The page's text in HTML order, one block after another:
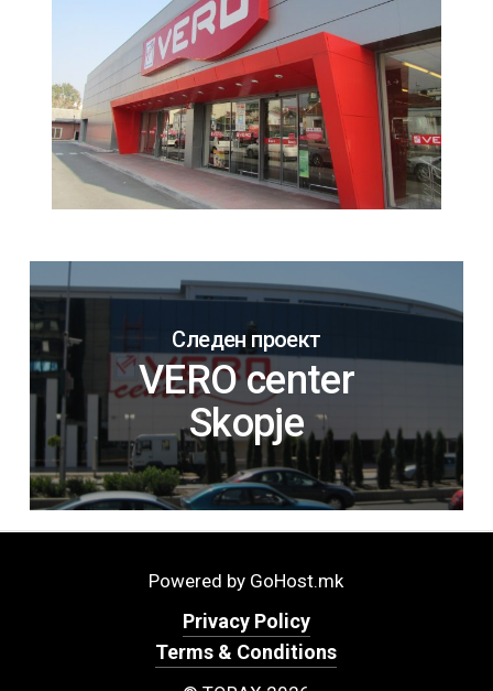
Следен проект
VERO center
Skopje
Powered by GoHost.mk
Privacy Policy
Terms & Conditions